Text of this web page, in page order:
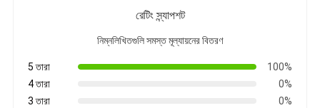
রেটিং স্ন্যাপশট
নিম্নলিখিতগুলি সমস্ত মূল্যায়নের বিতরণ
5 তারা
100%
4 তারা
0%
3 তারা
0%